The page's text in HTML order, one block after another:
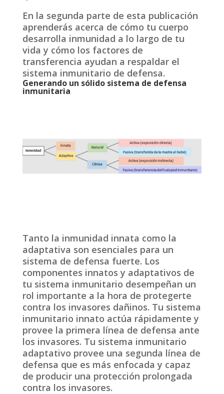
En la segunda parte de esta publicación
aprenderás acerca de cómo tu cuerpo
desarrolla inmunidad a lo largo de tu
vida y cómo los factores de
transferencia ayudan a respaldar el
sistema inmunitario de defensa.
Generando un sólido sistema de defensa
inmunitaria
Tanto la inmunidad innata como la
adaptativa son esenciales para un
sistema de defensa fuerte. Los
componentes innatos y adaptativos de
tu sistema inmunitario desempeñan un
rol importante a la hora de protegerte
contra los invasores dañinos. Tu sistema
inmunitario innato actúa rápidamente y
provee la primera línea de defensa ante
los invasores. Tu sistema inmunitario
adaptativo provee una segunda línea de
defensa que es más enfocada y capaz
de producir una protección prolongada
contra los invasores.